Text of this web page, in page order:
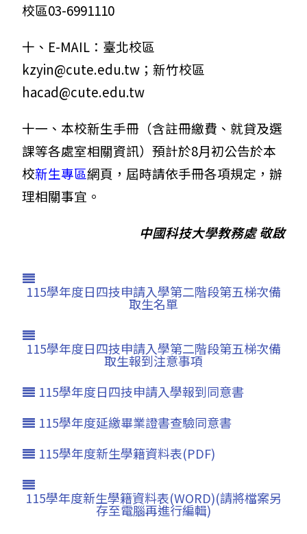
校區03-6991110
十、E-MAIL：臺北校區
kzyin@cute.edu.tw；新竹校區
hacad@cute.edu.tw
十一、本校新生手冊（含註冊繳費、就貸及選
課等各處室相關資訊）預計於8月初公告於本
校新生專區網頁，屆時請依手冊各項規定，辦
理相關事宜。
中國科技大學教務處 敬啟
115學年度日四技申請入學第二階段第五梯次備
取生名單
115學年度日四技申請入學第二階段第五梯次備
取生報到注意事項
115學年度日四技申請入學報到同意書
115學年度延繳畢業證書查驗同意書
115學年度新生學籍資料表(PDF)
115學年度新生學籍資料表(WORD)(請將檔案另
存至電腦再進行編輯)